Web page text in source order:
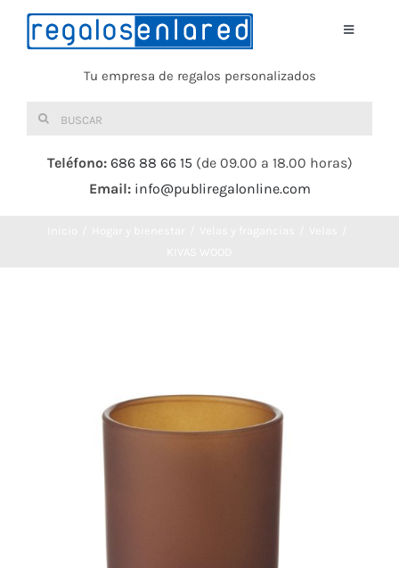
Saltar
Toggle
Tu empresa de regalos personalizados
Buscar:
Teléfono: 686 88 66 15 (de 09.00 a 18.00 horas)
Email: info@publiregalonline.com